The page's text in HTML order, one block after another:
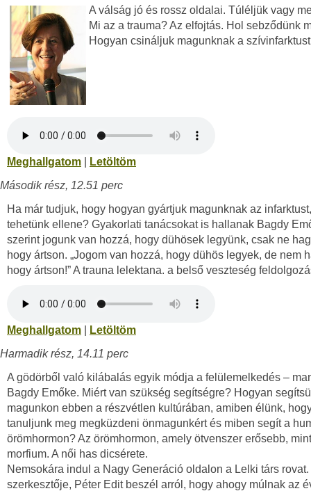
A válság jó és rossz oldalai. Túléljük vagy
Mi az a trauma? Az elfojtás. Hol sebződünk
Hogyan csináljuk magunknak a
Meghallgatom
Letöltöm
Második rész, 12.51 perc
Ha már tudjuk, hogy hogyan gyártjuk magunknak az
tehetünk ellene? Gyakorlati tanácsokat is hallanak Bagdy
szerint jogunk van hozzá, hogy dühösek legyünk, csak ne
hogy ártson. „Jogom van hozzá, hogy dühös legyek, de nem
hogy ártson!” A trauna lelektana. a belső veszteség
Meghallgatom
Letöltöm
Harmadik rész, 14.11 perc
A gödörből való kilábalás egyik módja a felülemelkedés –
Bagdy Emőke. Miért van szükség segítségre? Hogyan
magunkon ebben a részvétlen kultúrában, amiben élünk,
tanuljunk meg megküzdeni önmagunkért és miben segít a
örömhormon? Az örömhormon, amely ötvenszer erősebb,
morfium. A női has dicsérete.
Nemsokára indul a Nagy Generáció oldalon a Lelki társ
szerkesztője, Péter Edit beszél arról, hogy ahogy múlnak az